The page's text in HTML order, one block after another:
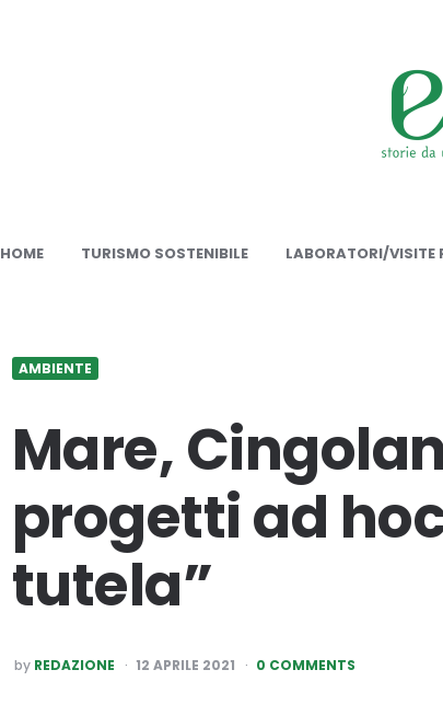
HOME TURISMO SOSTENIBILE LABORATORI/VISITE
AMBIENTE
Mare,
progetti ad
tutela”
POSTED
BY
by REDAZIONE 12 APRILE 2021 0 COMMENTS